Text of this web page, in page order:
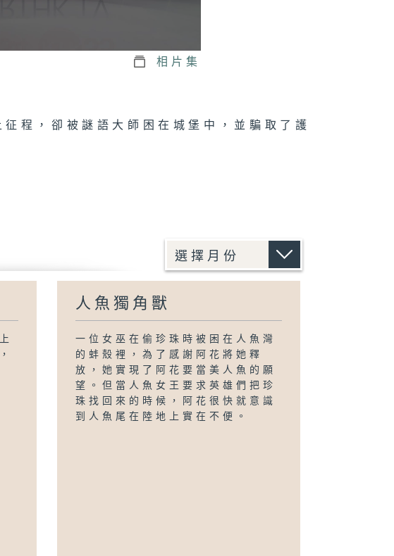
相片集
程，卻被謎語大師困在城堡中，並騙取了護
人魚獨角獸
一位女巫在偷珍珠時被困在人魚灣
的蚌殼裡，為了感謝阿花將她釋
放，她實現了阿花要當美人魚的願
望。但當人魚女王要求英雄們把珍
珠找回來的時候，阿花很快就意識
到人魚尾在陸地上實在不便。